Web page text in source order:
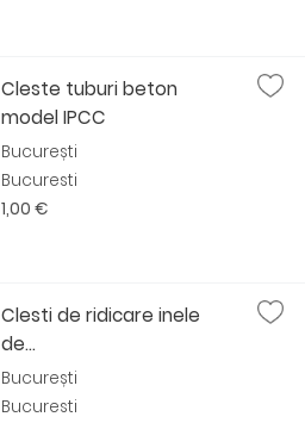
Cleste tuburi beton
model IPCC
București
Bucuresti
1,00 €
Clesti de ridicare inele
de...
București
Bucuresti